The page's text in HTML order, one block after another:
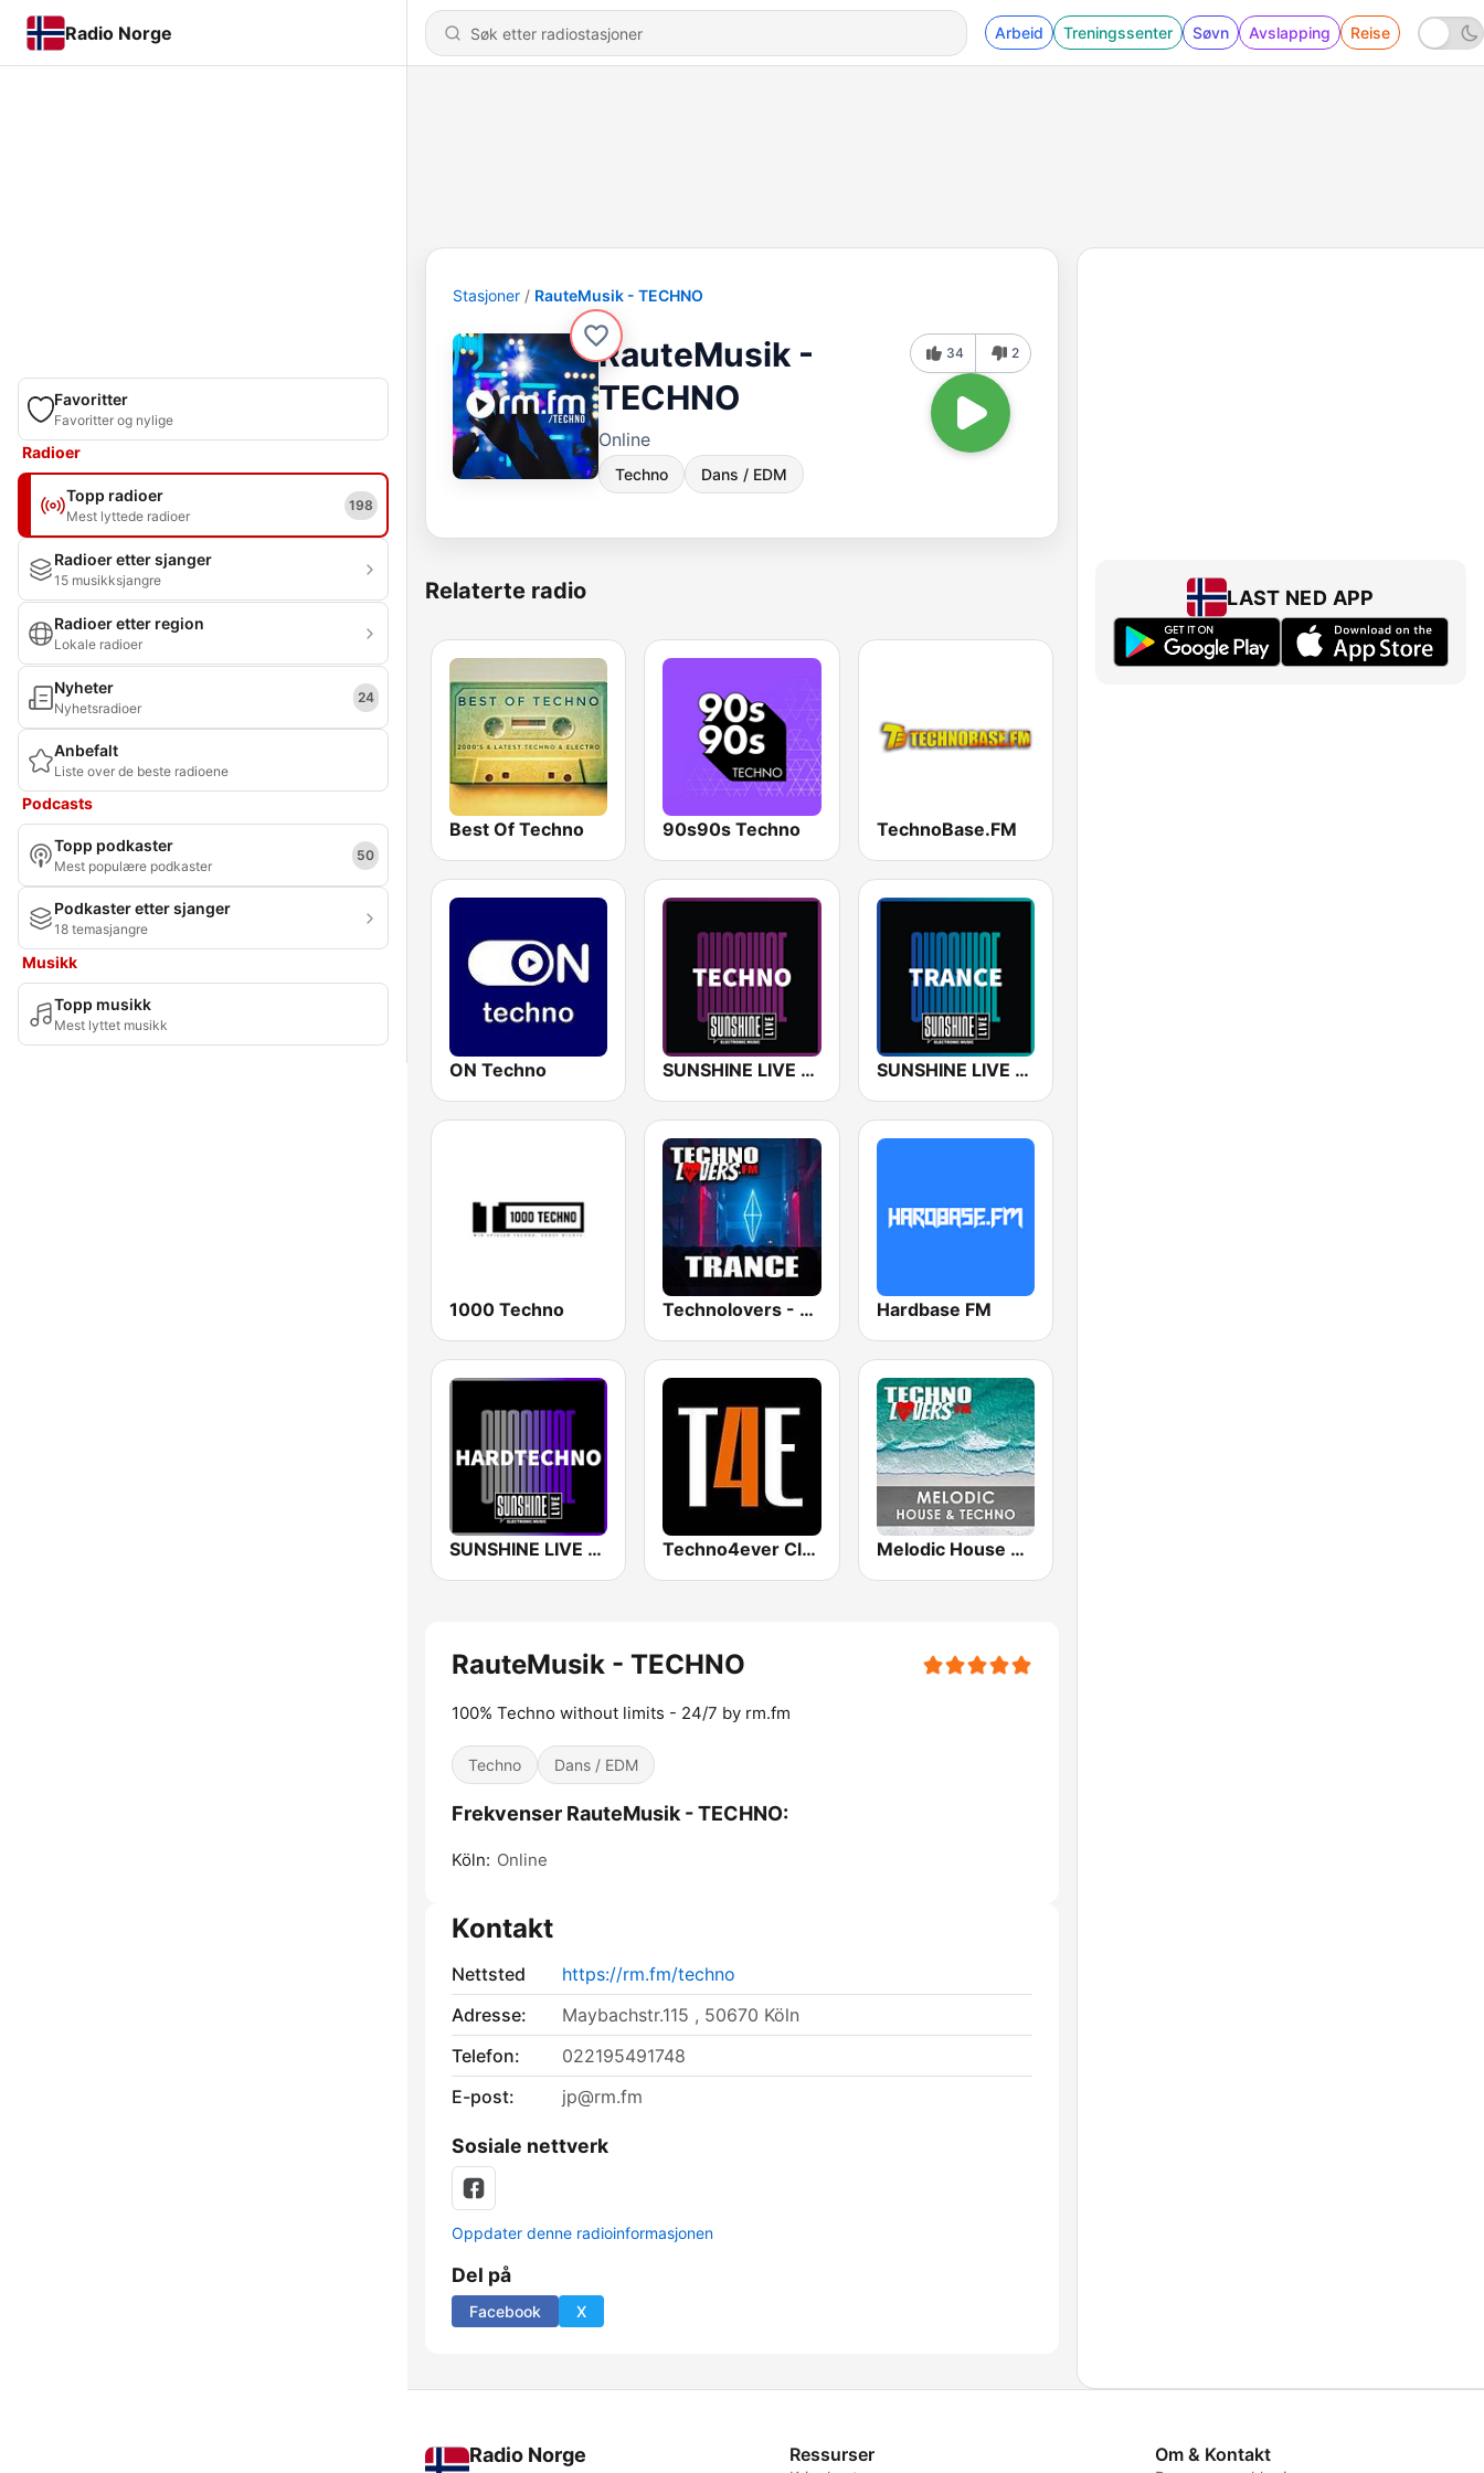
Radio Norge Arbeid Treningssenter Søvn Avslapping Reise
Favoritter
Favoritter og nylige
Radioer
Topp radioer
Mest lyttede radioer
198
Radioer etter sjanger
15 musikksjangre
Radioer etter region
Lokale radioer
Nyheter
Nyhetsradioer
24
Anbefalt
Liste over de beste radioene
Podcasts
Topp podkaster
Mest populære podkaster
50
Podkaster etter sjanger
18 temasjangre
Musikk
Topp musikk
Mest lyttet musikk
Stasjoner RauteMusik - TECHNO
RauteMusik -
TECHNO
Online
Techno Dans / EDM
34 2
Relaterte radio
Best Of Techno 90s90s Techno TechnoBase.FM
ON Techno SUNSHINE LIVE - Techno SUNSHINE LIVE - Trance
1000 Techno Technolovers - TRANCE Hardbase FM
SUNSHINE LIVE - Hardtechno Techno4ever Club Melodic House & Techno @ Technolovers.FM
RauteMusik - TECHNO
100% Techno without limits - 24/7 by rm.fm
Techno Dans / EDM
Frekvenser RauteMusik - TECHNO:
Köln: Online
Kontakt
Nettsted
https://rm.fm/techno
Adresse:
Maybachstr.115 , 50670 Köln
Telefon:
022195491748
E-post:
jp@rm.fm
Sosiale nettverk
Oppdater denne radioinformasjonen
Del på
Facebook X
LAST NED APP
Radio Norge Ressurser Om & Kontakt